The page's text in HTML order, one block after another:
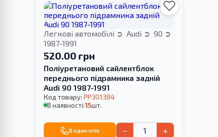
Легкові автомобілі Audi
90
1987-1991
520.00 грн
Поліуретановий сайлентблок
переднього підрамника задній
Audi 90 1987-1991
Код товару: PP301384
В наявності:15шт.
В один клік − +